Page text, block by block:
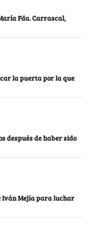
Fda. Carrascal,
la puerta por la que
después de haber sido
Iván Mejía para luchar